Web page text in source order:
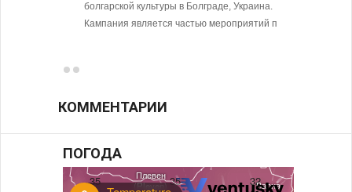
болгарской культуры в Болграде, Украина.
Кампания является частью мероприятий п
КОММЕНТАРИИ
ПОГОДА